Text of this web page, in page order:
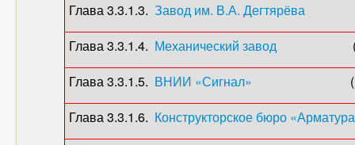
Глава 3.3.1.3. Завод им. В.А. Дегтярёва
Глава 3.3.1.4. Механический завод
Глава 3.3.1.5. ВНИИ «Сигнал» (1955-
Глава 3.3.1.6. Конструкторское бюро